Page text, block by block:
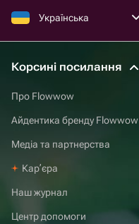
Українська
Корсині посилання
Про Flowwow
Айдентика бренду Flowwow
Медіа та партнерства
Карʼєра
Наш журнал
Центр допомоги